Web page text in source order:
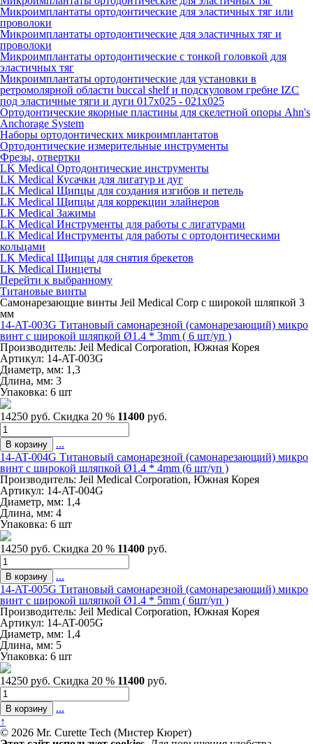
Микроимплантаты ортодонтические для эластичных тяг или
проволоки
Микроимплантаты ортодонтические для эластичных тяг и
проволоки
Микроимплантаты ортодонтические с тонкой головкой для
эластичных тяг
Микроимплантаты ортодонтические для установки в
ретромолярной области buccal shelf и подскуловом гребне IZC
под эластичные тяги и дуги 017х025 - 021х025
Ортодонтические якорные пластины для скелетной опоры Ahn's
Anchorage System
Наборы ортодонтических микроимплантатов
Ортодонтические измерительные инструменты
Фрезы, отвертки
LK Medical Ортодонтические инструменты
LK Medical Кусачки для лигатур и дуг
LK Medical Щипцы для создания изгибов и петель
LK Medical Щипцы для коррекции элайнеров
LK Medical Зажимы
LK Medical Инструменты для работы с лигатурами
LK Medical Инструменты для работы с ортодонтическими
кольцами
LK Medical Щипцы для снятия брекетов
LK Medical Пинцеты
Перейти к выбранному
Титановые винты
Самонарезающие винты Jeil Medical Corp c широкой шляпкой 3
мм
14-AT-003G Титановый самонарезной (самонарезающий) микро
винт с широкой шляпкой Ø1.4 * 3mm ( 6 шт/уп )
Производитель: Jeil Medical Corporation, Южная Корея
Артикул: 14-AT-003G
Диаметр, мм: 1,3
Длина, мм: 3
Упаковка: 6 шт
14250 руб. Скидка 20 % 11400 руб.
...
14-AT-004G Титановый самонарезной (самонарезающий) микро
винт с широкой шляпкой Ø1.4 * 4mm (6 шт/уп )
Производитель: Jeil Medical Corporation, Южная Корея
Артикул: 14-AT-004G
Диаметр, мм: 1,4
Длина, мм: 4
Упаковка: 6 шт
14250 руб. Скидка 20 % 11400 руб.
...
14-AT-005G Титановый самонарезной (самонарезающий) микро
винт с широкой шляпкой Ø1.4 * 5mm ( 6шт/уп )
Производитель: Jeil Medical Corporation, Южная Корея
Артикул: 14-AT-005G
Диаметр, мм: 1,4
Длина, мм: 5
Упаковка: 6 шт
14250 руб. Скидка 20 % 11400 руб.
...
↑
© 2026 Mr. Curette Tech (Мистер Кюрет)